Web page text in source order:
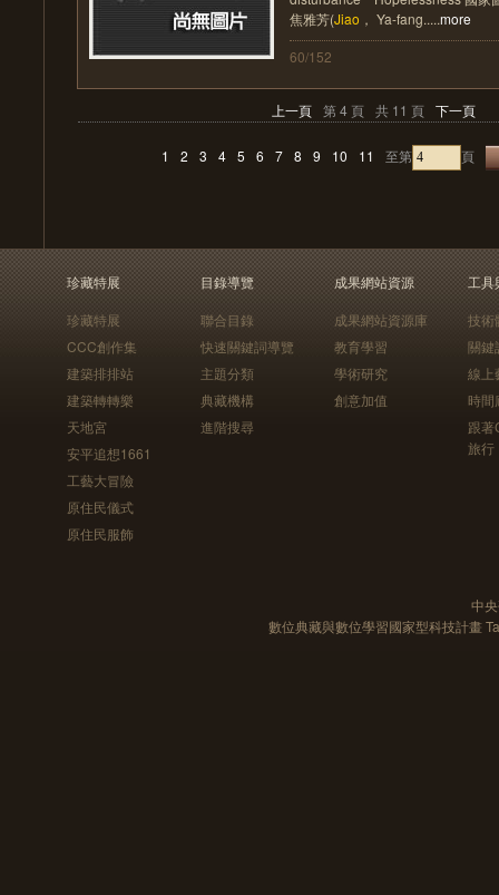
焦雅芳(Jiao ， Ya-fang.....more
60/152
上一頁 第 4 頁 共 11 頁 下一頁
1 2 3 4 5 6 7 8 9 10 11 至第 頁
珍藏特展
珍藏特展
CCC創作集
建築排排站
建築轉轉樂
天地宮
安平追想1661
工藝大冒險
原住民儀式
原住民服飾
目錄導覽
聯合目錄
快速關鍵詞導覽
主題分類
典藏機構
進階搜尋
成果網站資源
成果網站資源庫
教育學習
學術研究
創意加值
工具
技術
關鍵
線上
時間
跟
旅行
中
數位典藏與數位學習國家型科技計畫